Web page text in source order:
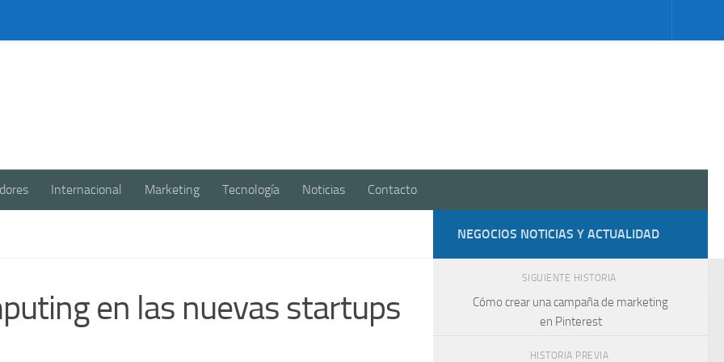
Internacional Marketing Tecnología Noticias Contacto
en las nuevas startups
NEGOCIOS NOTICIAS Y ACTUALIDAD
SIGUIENTE HISTORIA
Cómo crear una campaña de marketing
en Pinterest
HISTORIA PREVIA